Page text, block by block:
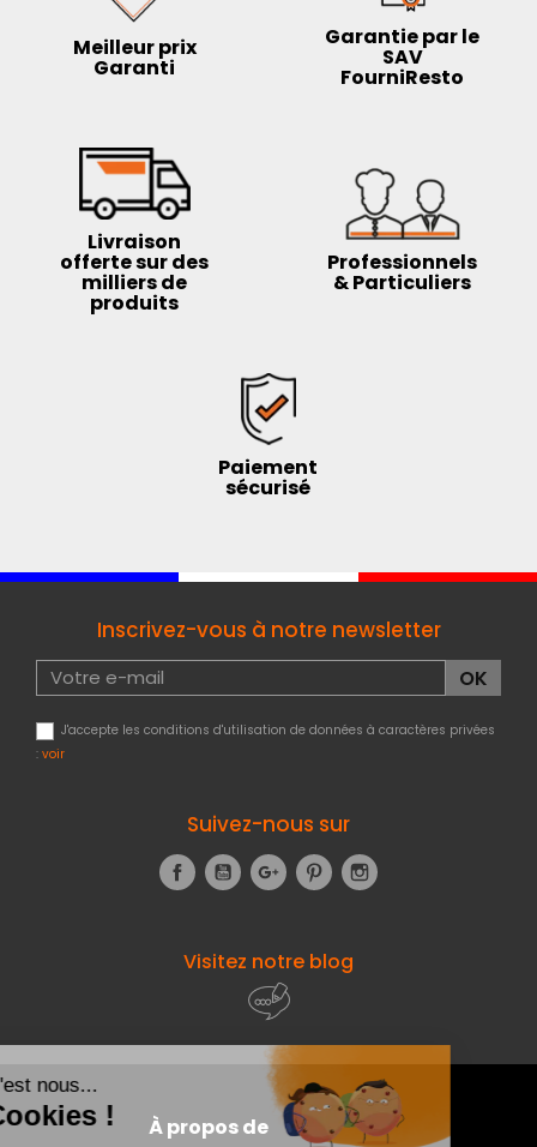
Meilleur prix
Garanti
Garantie par le
SAV
FourniResto
Livraison
offerte sur des
milliers de
produits
Professionnels
& Particuliers
Paiement
sécurisé
Inscrivez-vous à notre newsletter
J'accepte les conditions d'utilisation de données à caractères privées
: voir
Suivez-nous sur
FacebookYouTubeGoogle+Pinterest
Visitez notre blog
À propos de